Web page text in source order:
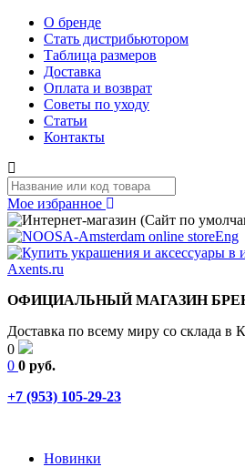
О бренде
Стать дистрибьютором
Таблица размеров
Доставка
Оплата и возврат
Советы по уходу
Статьи
Контакты
Мое избранное
Eng
ОФИЦИАЛЬНЫЙ МАГАЗИН
Доставка по всему миру со склада в
0
0 0 руб.
+7 (953) 105-29-23
Новинки